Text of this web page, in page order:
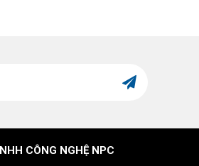
CÔNG NGHỆ NPC